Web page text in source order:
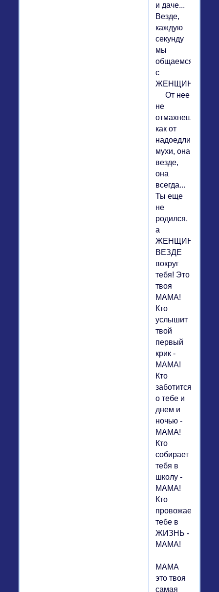
и даче...
Везде,
каждую
секунду
мы
общаемся
с
ЖЕНЩИНОЙ!
От нее
не
отмахнешься,
как от
надоедливой
мухи, она
везде,
она
всегда...
Ты еще
не
родился,
а
ЖЕНЩИНА
ВЕЗДЕ
вокруг
тебя! Это
твоя
МАМА!
Кто
услышит
твой
первый
крик -
МАМА!
Кто
заботится
о тебе и
днем и
ночью -
МАМА!
Кто
собирает
тебя в
школу -
МАМА!
Кто
провожает
тебе в
ЖИЗНЬ -
МАМА!
МАМА
это твоя
самая